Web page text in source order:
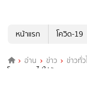
หน้าแรก
โควิด-19
อ่าน ข่าว ข่าวทั่
โฆษก แจง ไม่ใช่ฝุ่น เกิดจาก